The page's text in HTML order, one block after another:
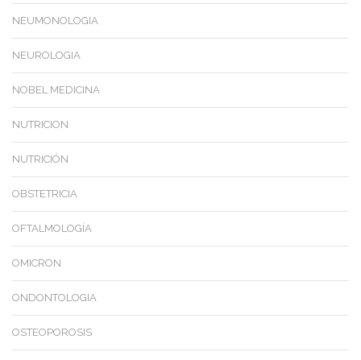
NEUMONOLOGIA
NEUROLOGIA
NOBEL MEDICINA
NUTRICION
NUTRICIÓN
OBSTETRICIA
OFTALMOLOGÍA
OMICRON
ONDONTOLOGIA
OSTEOPOROSIS